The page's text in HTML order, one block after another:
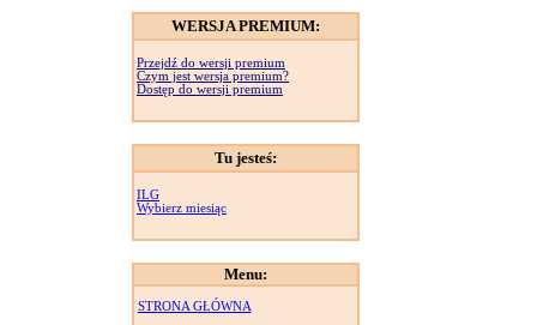
WERSJA PREMIUM:
Przejdź do wersji premium
Czym jest wersja premium?
Dostęp do wersji premium
Tu jesteś:
ILG
Wybierz miesiąc
Menu:
STRONA GŁÓWNA